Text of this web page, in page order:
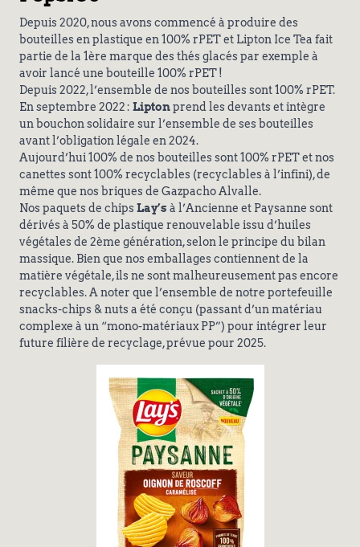
Depuis 2020, nous avons commencé à produire des
bouteilles en plastique en 100% rPET et Lipton Ice Tea fait
partie de la 1ère marque des thés glacés par exemple à
avoir lancé une bouteille 100% rPET !
Depuis 2022, l’ensemble de nos bouteilles sont 100% rPET.
En septembre 2022 : Liptonprend les devants et intègre
un bouchon solidaire sur l’ensemble de ses bouteilles
avant l’obligation légale en 2024.
Aujourd’hui 100% de nos bouteilles sont 100% rPET et nos
canettes sont 100% recyclables (recyclables à l’infini), de
même que nos briques de Gazpacho Alvalle.
Nos paquets de chipsLay’s à l’Ancienne et Paysanne sont
dérivés à 50% de plastique renouvelable issu d’huiles
végétales de 2ème génération, selon le principe du bilan
massique. Bien que nos emballages contiennent de la
matière végétale, ils ne sont malheureusement pas encore
recyclables. A noter que l’ensemble de notre portefeuille
snacks-chips & nuts a été conçu (passant d’un matériau
complexe à un “mono-matériaux PP”) pour intégrer leur
future filière de recyclage, prévue pour 2025.